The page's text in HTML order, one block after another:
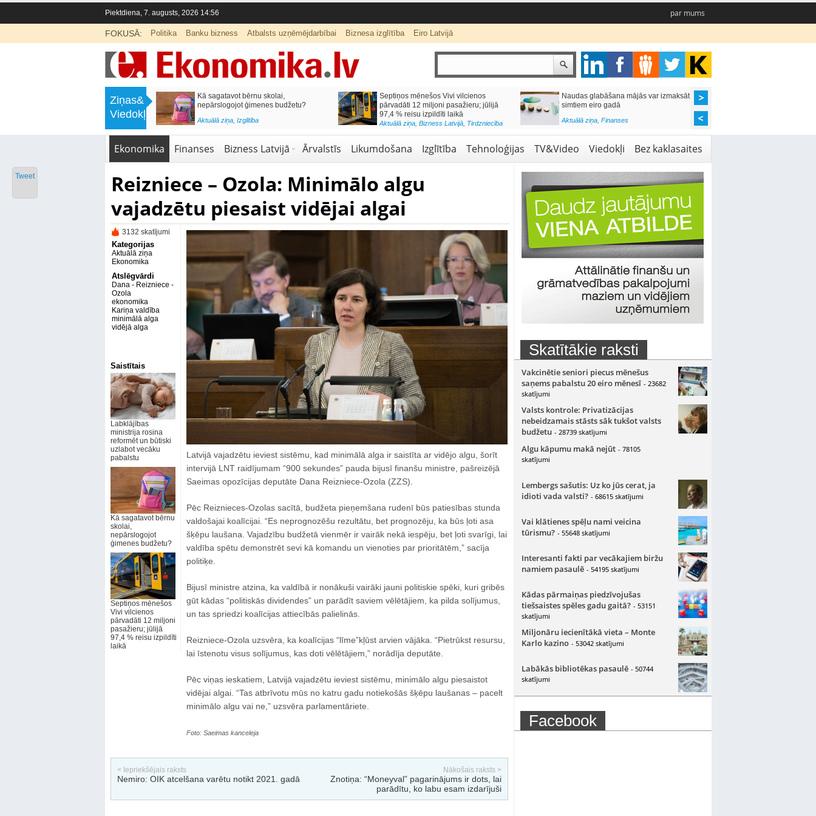
Piektdiena, 7. augusts, 2026 14:56 par mums
FOKUSĀ: Politika Banku bizness Atbalsts uzņēmējdarbībai Biznesa izglītība Eiro Latvijā
Ziņas&
Viedokļi
Labklājības ministrija rosina reformēt
un būtiski uzlabot vecāku pabalstu
Kā sagatavot bērnu skolai,
nepārslogojot ģimenes budžetu?
Aktuālā ziņa, Izglītība
Septiņos mēnešos Vivi vilcienos
pārvadāti 12 miljoni pasažieru; jūlijā
97,4 % reisu izpildīti laikā
Aktuālā ziņa, Bizness Latvijā, Tirdzniecība
Naudas glabāšana mājās var izmaksāt
simtiem eiro gadā
Aktuālā ziņa, Finanses
Ekonomika Finanses Bizness Latvijā Ārvalstīs Likumdošana Izglītība Tehnoloģijas TV&Video Viedokļi Bez kaklasaites
Reizniece – Ozola: Minimālo algu
vajadzētu piesaist vidējai algai
3132 skatījumi
Kategorijas
Aktuālā ziņa
Ekonomika
Atslēgvārdi
Dana - Reizniece -
Ozola
ekonomika
Kariņa valdība
minimālā alga
vidējā alga
Saistītais
Labklājības
ministrija rosina
reformēt un būtiski
uzlabot vecāku
pabalstu
Kā sagatavot bērnu
skolai,
nepārslogojot
ģimenes budžetu?
Septiņos mēnešos
Vivi vilcienos
pārvadāti 12 miljoni
pasažieru; jūlijā
97,4 % reisu izpildīti
laikā
Latvijā vajadzētu ieviest sistēmu, kad minimālā alga ir saistīta ar vidējo algu, šorīt
intervijā LNT raidījumam “900 sekundes” pauda bijusī finanšu ministre, pašreizējā
Saeimas opozīcijas deputāte Dana Reizniece-Ozola (ZZS).
Pēc Reiznieces-Ozolas sacītā, budžeta pieņemšana rudenī būs patiesības stunda
valdošajai koalīcijai. “Es neprognozēšu rezultātu, bet prognozēju, ka būs ļoti asa
šķēpu laušana. Vajadzību budžetā vienmēr ir vairāk nekā iespēju, bet ļoti svarīgi, lai
valdība spētu demonstrēt sevi kā komandu un vienoties par prioritātēm,” sacīja
politiķe.
Bijusī ministre atzina, ka valdībā ir nonākuši vairāki jauni politiskie spēki, kuri gribēs
gūt kādas “politiskās dividendes” un parādīt saviem vēlētājiem, ka pilda solījumus,
un tas spriedzi koalīcijas attiecībās palielinās.
Reizniece-Ozola uzsvēra, ka koalīcijas “līme”kļūst arvien vājāka. “Pietrūkst resursu,
lai īstenotu visus solījumus, kas doti vēlētājiem,” norādīja deputāte.
Pēc viņas ieskatiem, Latvijā vajadzētu ieviest sistēmu, minimālo algu piesaistot
vidējai algai. “Tas atbrīvotu mūs no katru gadu notiekošās šķēpu laušanas – pacelt
minimālo algu vai ne,” uzsvēra parlamentāriete.
Foto: Saeimas kanceleja
< Iepriekšējais raksts
Nemiro: OIK atcelšana varētu notikt 2021. gadā
Nākošais raksts >
Znotiņa: “Moneyval” pagarinājums ir dots, lai
parādītu, ko labu esam izdarījuši
Skatītākie raksti
Vakcinētie seniori piecus mēnešus
saņems pabalstu 20 eiro mēnesī - 23682
skatījumi
Valsts kontrole: Privatizācijas
nebeidzamais stāsts sāk tukšot valsts
budžetu - 28739 skatījumi
Algu kāpumu makā nejūt - 78105
skatījumi
Lembergs sašutis: Uz ko jūs cerat, ja
idioti vada valsti? - 68615 skatījumi
Vai klātienes spēļu nami veicina
tūrismu? - 55648 skatījumi
Interesanti fakti par vecākajiem biržu
namiem pasaulē - 54195 skatījumi
Kādas pārmaiņas piedzīvojušas
tiešsaistes spēles gadu gaitā? - 53151
skatījumi
Miljonāru iecienītākā vieta – Monte
Karlo kazino - 53042 skatījumi
Labākās bibliotēkas pasaulē - 50744
skatījumi
Facebook
Tweet